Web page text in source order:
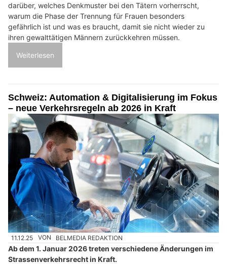
darüber, welches Denkmuster bei den Tätern vorherrscht,
warum die Phase der Trennung für Frauen besonders
gefährlich ist und was es braucht, damit sie nicht wieder zu
ihren gewalttätigen Männern zurückkehren müssen.
Weiterlesen
Schweiz: Automation & Digitalisierung im Fokus
– neue Verkehrsregeln ab 2026 in Kraft
11.12.25 VON BELMEDIA REDAKTION
Ab dem 1. Januar 2026 treten verschiedene Änderungen im
Strassenverkehrsrecht in Kraft.